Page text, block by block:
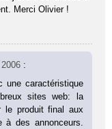
Merci Olivier !
:
une caractéristique
sites web: la
le produit final aux
à des annonceurs.